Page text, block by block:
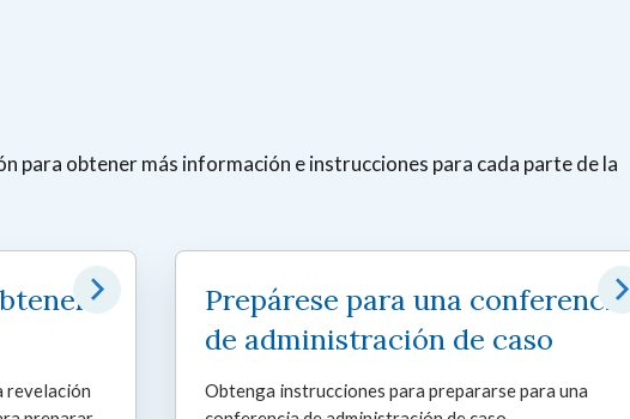
para obtener más información e instrucciones para cada parte de la
revelación
Prepárese para una conferencia
de administración de caso
Obtenga instrucciones para prepararse para una